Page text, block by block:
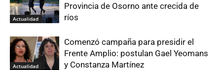
Actualidad
Provincia de Osorno ante crecida de
ríos
Actualidad
Comenzó campaña para presidir el
Frente Amplio: postulan Gael Yeomans
y Constanza Martínez